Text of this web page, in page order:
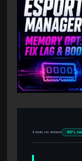
4 мин. на чтение 100%